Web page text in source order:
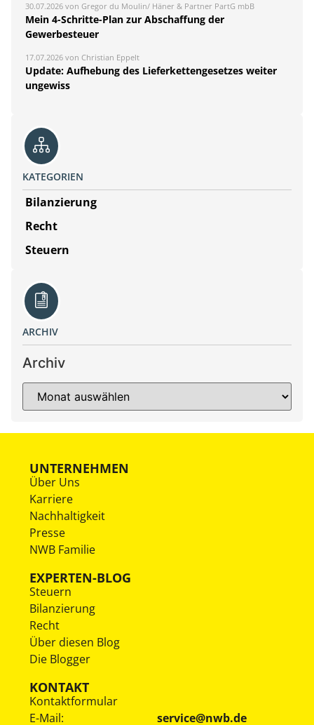
30.07.2026 von Gregor du Moulin/ Häner & Partner PartG mbB
Mein 4-Schritte-Plan zur Abschaffung der
Gewerbesteuer
17.07.2026 von Christian Eppelt
Update: Aufhebung des Lieferkettengesetzes weiter
ungewiss
KATEGORIEN
Bilanzierung
Recht
Steuern
ARCHIV
Archiv
UNTERNEHMEN
Über Uns
Karriere
Nachhaltigkeit
Presse
NWB Familie
EXPERTEN-BLOG
Steuern
Bilanzierung
Recht
Über diesen Blog
Die Blogger
KONTAKT
Kontaktformular
E-Mail:
service@nwb.de